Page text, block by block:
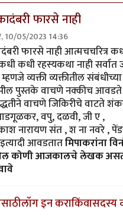
फारसे नाही
10/05/2023 14:36
फारसे नाही आत्मचचरित्र
कधी रहस्यकथा नाही सर्वात
व्यक्ती व्यक्तीतील
पुस्तके वाचणे नक्कीच
वाचणे जिकिरीचे वाटते
वपु, दळवी, जी ए ,
नारायण संत , श ना नवरे ,
आवडतातमिपाकरांना
कोणी आजकालचे लेखक
लॉग इन कराकिंवासदस्य